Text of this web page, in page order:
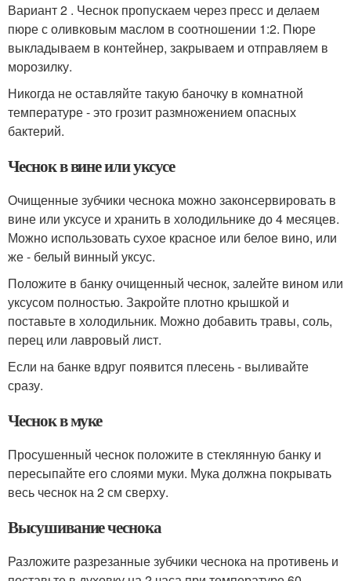
Вариант 2 . Чеснок пропускаем через пресс и делаем
пюре с оливковым маслом в соотношении 1:2. Пюре
выкладываем в контейнер, закрываем и отправляем в
морозилку.
Никогда не оставляйте такую баночку в комнатной
температуре - это грозит размножением опасных
бактерий.
Чеснок в вине или уксусе
Очищенные зубчики чеснока можно законсервировать в
вине или уксусе и хранить в холодильнике до 4 месяцев.
Можно использовать сухое красное или белое вино, или
же - белый винный уксус.
Положите в банку очищенный чеснок, залейте вином или
уксусом полностью. Закройте плотно крышкой и
поставьте в холодильник. Можно добавить травы, соль,
перец или лавровый лист.
Если на банке вдруг появится плесень - выливайте
сразу.
Чеснок в муке
Просушенный чеснок положите в стеклянную банку и
пересыпайте его слоями муки. Мука должна покрывать
весь чеснок на 2 см сверху.
Высушивание чеснока
Разложите разрезанные зубчики чеснока на противень и